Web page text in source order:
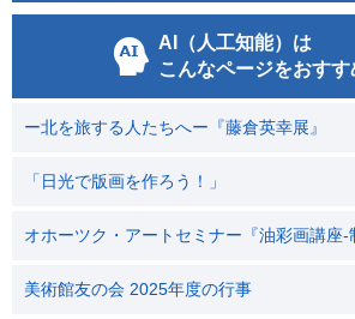
AI（人工知能）は
こんなページをおす
ー北を旅する人たちへー『藤倉英幸展』
「日光で版画を作ろう！」
オホーツク・アートセミナー『油彩画講座‐
美術館友の会 2025年度の行事